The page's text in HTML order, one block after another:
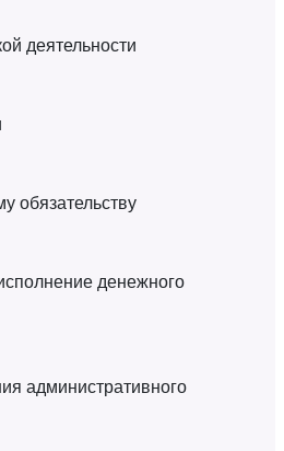
деятельности
обязательству
денежного
административного